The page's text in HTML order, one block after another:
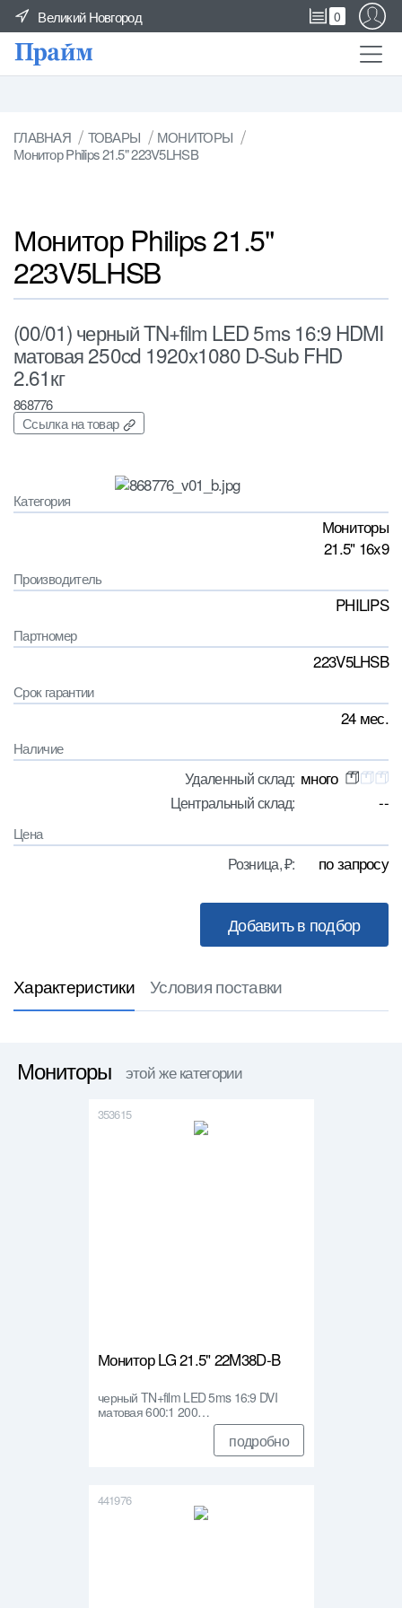
Великий Новгород 0
ГЛАВНАЯ ТОВАРЫ
МОНИТОРЫ
Монитор Philips 21.5" 223V5LHSB
Монитор Philips 21.5"
223V5LHSB
(00/01) черный TN+film LED 5ms 16:9 HDMI
матовая 250cd 1920x1080 D-Sub FHD
2.61кг
868776
Ссылка на товар
Категория
Мониторы
21.5" 16x9
Производитель
PHILIPS
Партномер
223V5LHSB
Срок гарантии
24 мес.
Наличие
Удаленный склад: много
Центральный склад: --
Цена
Розница, ₽: по запросу
Характеристики Условия поставки
Мониторы этой же категории
353615
Монитор LG 21.5" 22M38D-B
черный TN+film LED 5ms 16:9 DVI
матовая 600:1 200…
подробно
441976